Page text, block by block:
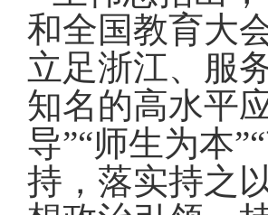
和全国教育大
立足浙江、服
知名的高水平
导”“师生为本
持，落实持之